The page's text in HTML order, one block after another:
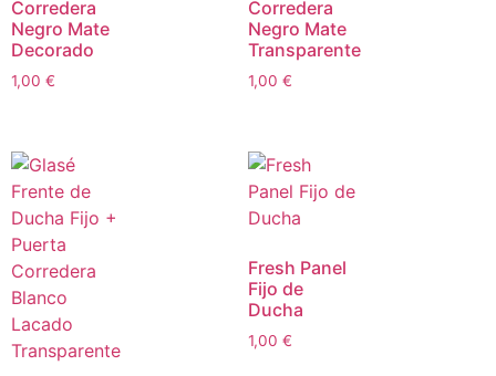
Corredera
Negro Mate
Decorado
1,00 €
Corredera
Negro Mate
Transparente
1,00 €
Fresh Panel
Fijo de
Ducha
1,00 €